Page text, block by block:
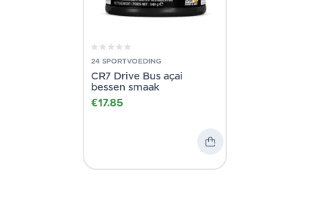
24 SPORTVOEDING
CR7 Drive Bus açai
bessen smaak
€17.85